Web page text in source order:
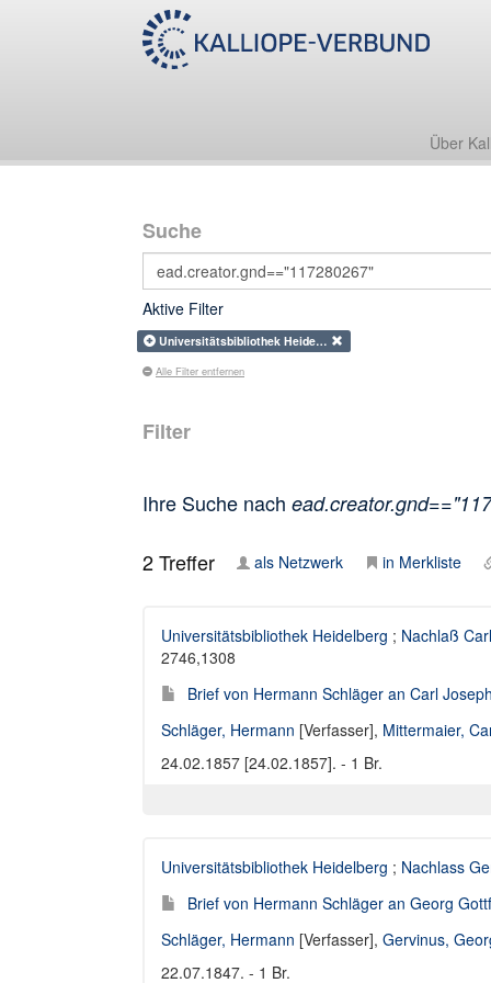
Über
Suche
Aktive Filter
Universitätsbibliothek Heide…
Alle Filter entfernen
Filter
Ihre Suche nach
2Treffer als Netzwerk in Merkliste
Universitätsbibliothek Heidelberg ; Nachlaß
2746,1308
Brief von Hermann Schläger an Carl
Schläger, Hermann [Verfasser], Mittermaier,
24.02.1857 [24.02.1857]. - 1 Br.
Universitätsbibliothek Heidelberg ; Nachlass
Brief von Hermann Schläger an Georg
Schläger, Hermann [Verfasser], Gervinus,
22.07.1847. - 1 Br.